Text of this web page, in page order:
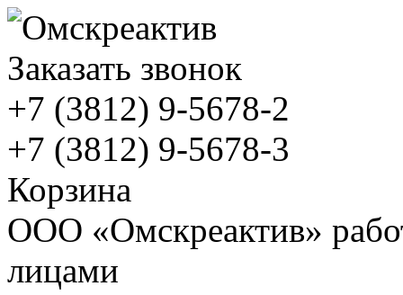
Заказать звонок
+7 (3812) 9-5678-2
+7 (3812) 9-5678-3
Корзина
ООО «Омскреактив»
лицами